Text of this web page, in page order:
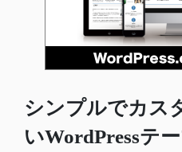
シンプルでカス
いWordPressテ